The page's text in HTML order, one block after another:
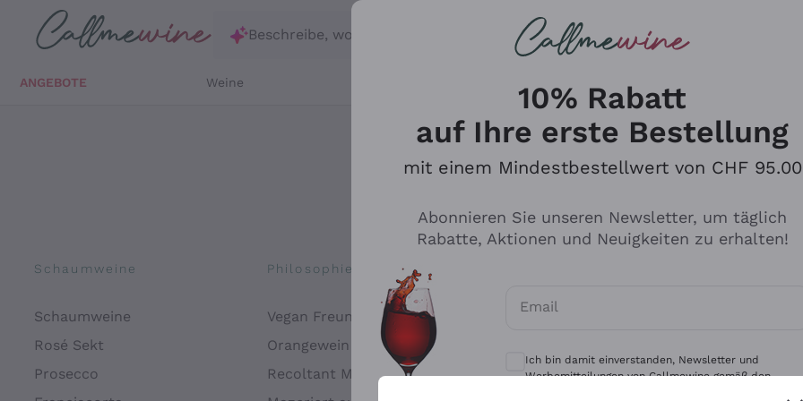
Zum Hauptinhalt springen
Beschreibe, wonach du suchst
ANGEBOTE Weine
Schaumweine
Schaumweine
Rosé Sekt
Prosecco
Philosophien
Vegan Freundlich
Orangewein
Recoltant Manipulant
Antinori
Ca' del Bosco
Gavi
10% Rabatt
auf Ihre erste Bestellung
mit einem Mindestbestellwert von CHF 95.00
Abonnieren Sie unseren Newsletter, um täglich
Rabatte, Aktionen und Neuigkeiten zu erhalten!
Email
Optionale Einwilligungen zum Erhalt von
Ich bin damit einverstanden, Newsletter und
Werbemitteilungen von Callmewine gemäß den -